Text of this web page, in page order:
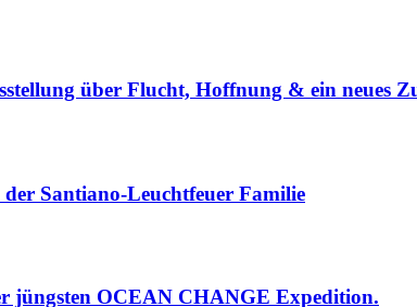
über Flucht, Hoffnung & ein neues
Santiano-Leuchtfeuer Familie
jüngsten OCEAN CHANGE Expedition.